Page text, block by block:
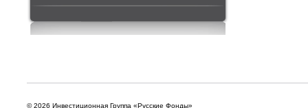
© 2026 Инвестиционная Группа «Русские Фонды»